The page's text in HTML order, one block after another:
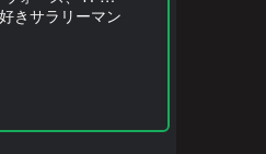
きサラリーマン